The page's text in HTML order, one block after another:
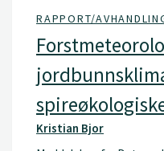
RAPPORT/
Kristian Bjor